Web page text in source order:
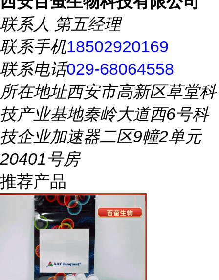
联系人 第五经理
联系手机18502920169
联系电话029-68064558
所在地址西安市高新区草堂科
技产业基地秦岭大道西6号科
技企业加速器二区9幢2单元
20401号房
推荐产品